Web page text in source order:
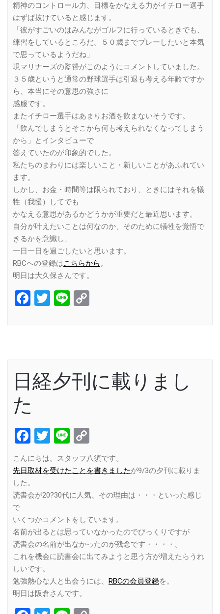
精神のコントロール力、目標をかなえる力がイチロー選手
はずば抜けていると感じます。
「彼がすごいのはみんながゴルフに行っているときでも、
練習をしているところだ。５０歳までプレーしたいと本気
で思っているようだね」
現マリナーズの監督がこのようにコメントしていました。
３５歳というと通常の野球選手は引退も考える年齢ですか
ら、本当にその意思の強さに
感服です。
またイチロー選手はあまりお酒を飲まないそうです。
「飲んでしまうとそこから何も考えられなくなってしまう
から」とインタビューで
答えていたのが印象的でした。
私たちのまわりには楽しいこと・新しいことがあふれてい
ます。
しかし、お金・時間等は限られており、ときにはそれを犠
牲（我慢）してでも
かなえる意思があるかどうかが重要だと最近思います。
自分が叶えたいことは何なのか、そのために犠牲を覚悟で
きるかを意識し、
一日一日を過ごしたいと思います。
RBCへの登録はこちらから。
明日は大久保さんです。
Facebook
Twitter
Line
日経夕刊に載りまし
た
Facebook
Twitter
Line
Link
こんにちは。スタッフ八須です。
先日取材を受けたことを書きましたが9/3の夕刊に載りま
した。
読書会が20?30代に人気、その理由は・・・といった感じ
で
いくつかコメントをしています。
名前が出るとは思っていなかったのでびっくりですが
読書会の名前が出なかったのが残念です・・・・。
これを機会に読書会に出てみようと思う方が増えたらうれ
しいです。
勉強熱心な人と出会うには、 RBCの会員登録を。
明日は阪倉さんです。